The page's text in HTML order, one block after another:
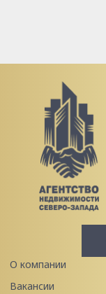
О компании
Вакансии